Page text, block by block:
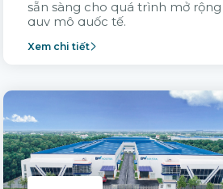
sẵn sàng cho quá trình mở rộng
quy mô quốc tế.
Xem chi tiết